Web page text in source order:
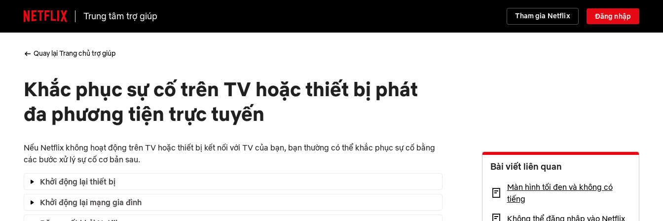
Trung tâm trợ giúp Tham gia Netflix Đăng nhập
Quay lại Trang chủ trợ giúp
Khắc phục sự cố trên TV hoặc thiết bị phát
đa phương tiện trực tuyến
Nếu Netflix không hoạt động trên TV hoặc thiết bị kết nối với TV của bạn, bạn thường có thể khắc phục sự cố bằng
các bước xử lý sự cố cơ bản sau.
Khởi động lại thiết bị
Khởi động lại mạng gia đình
Bài viết liên quan
Màn hình tối đen và không có
tiếng
Không thể đăng nhập vào Netflix